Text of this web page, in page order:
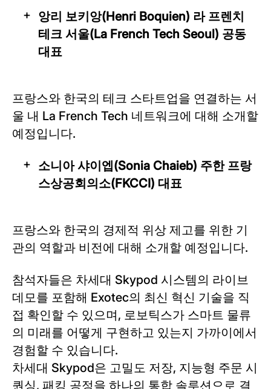
앙리 보키앙(Henri Boquien) 라 프렌치
테크 서울(La French Tech Seoul) 공동
대표
프랑스와 한국의 테크 스타트업을 연결하는 서
울 내 La French Tech 네트워크에 대해 소개할
예정입니다.
소니아 샤이엡(Sonia Chaieb) 주한 프랑
스상공회의소(FKCCI) 대표
프랑스와 한국의 경제적 위상 제고를 위한 기
관의 역할과 비전에 대해 소개할 예정입니다.
참석자들은 차세대 Skypod 시스템의 라이브
데모를 포함해 Exotec의 최신 혁신 기술을 직
접 확인할 수 있으며, 로보틱스가 스마트 물류
의 미래를 어떻게 구현하고 있는지 가까이에서
경험할 수 있습니다.
차세대 Skypod은 고밀도 저장, 지능형 주문 시
퀀싱, 패킹 공정을 하나의 통합 솔루션으로 결